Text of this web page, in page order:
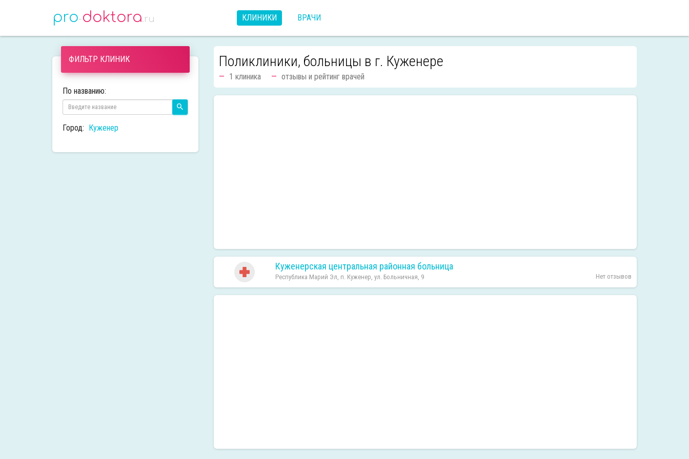
pro-doktora.ru КЛИНИКИ ВРАЧИ
ФИЛЬТР КЛИНИК
По названию:
Город: Куженер
Поликлиники, больницы в г. Куженере
1 клиника отзывы и рейтинг врачей
Куженерская центральная районная больница
Республика Марий Эл, п. Куженер, ул. Больничная, 9 Нет отзывов